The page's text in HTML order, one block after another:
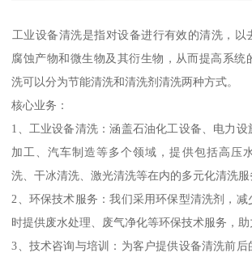
工业设备清洗‌是指对设备进行有效的清洗，以
腐蚀产物和微生物及其衍生物，从而提高系统
洗可以分为节能清洗和清洗剂清洗两种方式。‌
核心业务：
1、工业设备清洗：涵盖石油化工设备、电力
加工、汽车制造等多个领域，提供包括高压
洗、干冰清洗、激光清洗等在内的多元化清洗服
2、环保技术服务：我们采用环保型清洗剂，减
时提供废水处理、废气净化等环保技术服务，助
3、技术咨询与培训：为客户提供设备清洗前